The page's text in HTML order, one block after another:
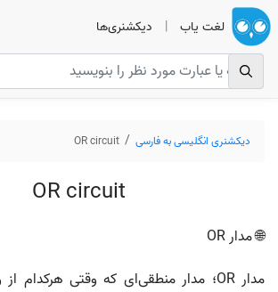
لغت یاب | دیکشنری‌ها
دیکشنری انگلیسی به فارسی OR circuit
OR circuit
🌐 مدار OR